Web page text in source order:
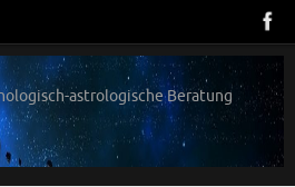
astrologische Beratung